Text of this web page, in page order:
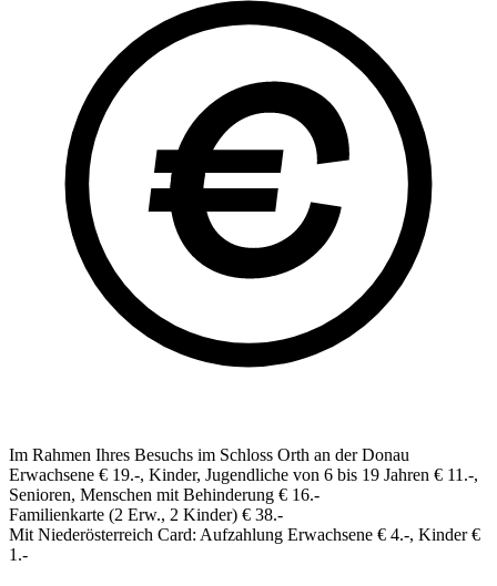
Im Rahmen Ihres Besuchs im Schloss Orth an der Donau
Erwachsene € 19.-, Kinder, Jugendliche von 6 bis 19 Jahren € 11.-,
Senioren, Menschen mit Behinderung € 16.-
Familienkarte (2 Erw., 2 Kinder) € 38.-
Mit Niederösterreich Card: Aufzahlung Erwachsene € 4.-, Kinder €
1.-